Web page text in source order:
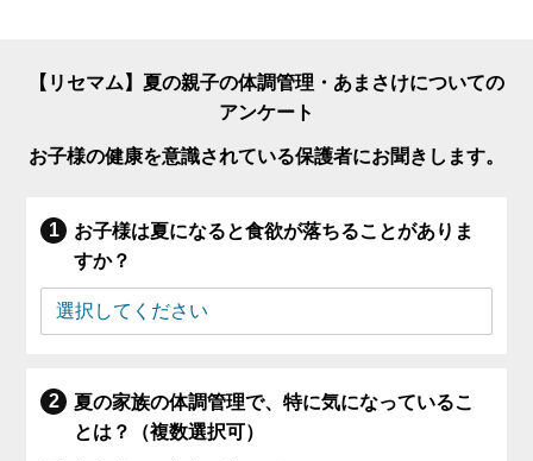
【リセマム】夏の親子の体調管理・あまさけについての
アンケート
お子様の健康を意識されている保護者にお聞きします。
お子様は夏になると食欲が落ちることがありま
すか？
夏の家族の体調管理で、特に気になっているこ
とは？（複数選択可）